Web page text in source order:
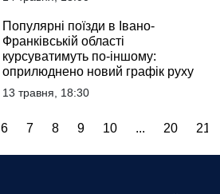
Популярні поїзди в Івано-
Франківській області
курсуватимуть по-іншому:
оприлюднено новий графік руху
13 травня, 18:30
6 7 8 9 10 ... 20 21